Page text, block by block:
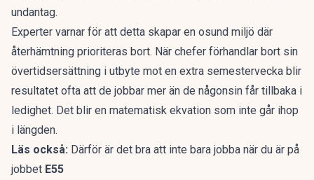
undantag.
Experter varnar för att detta skapar en osund miljö där
återhämtning prioriteras bort. När chefer förhandlar bort sin
övertidsersättning i utbyte mot en extra semestervecka blir
resultatet ofta att de jobbar mer än de någonsin får tillbaka i
ledighet. Det blir en matematisk ekvation som inte går ihop
i längden.
Läs också: Därför är det bra att inte bara jobba när du är på
jobbet E55